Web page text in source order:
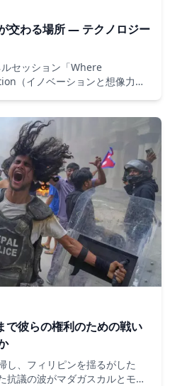
交わる場所 ― テクノロジー
セッション「Where
（イノベーションと想像力の
を加速させるかについて語りま
彼らの権利のための戦い
し、フィリピンを揺るがした
抗議の波がマダガスカルとモロ